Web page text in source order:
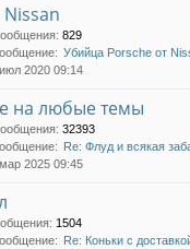
: 829
Убийца Porsche от
июл 2020 09:14
на любые темы
: 32393
Re: Флуд и всякая
мар 2025 09:45
: 1504
Re: Коньки с